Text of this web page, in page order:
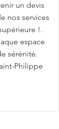
un devis
nos services
!.
espace
sérénité.
Philippe